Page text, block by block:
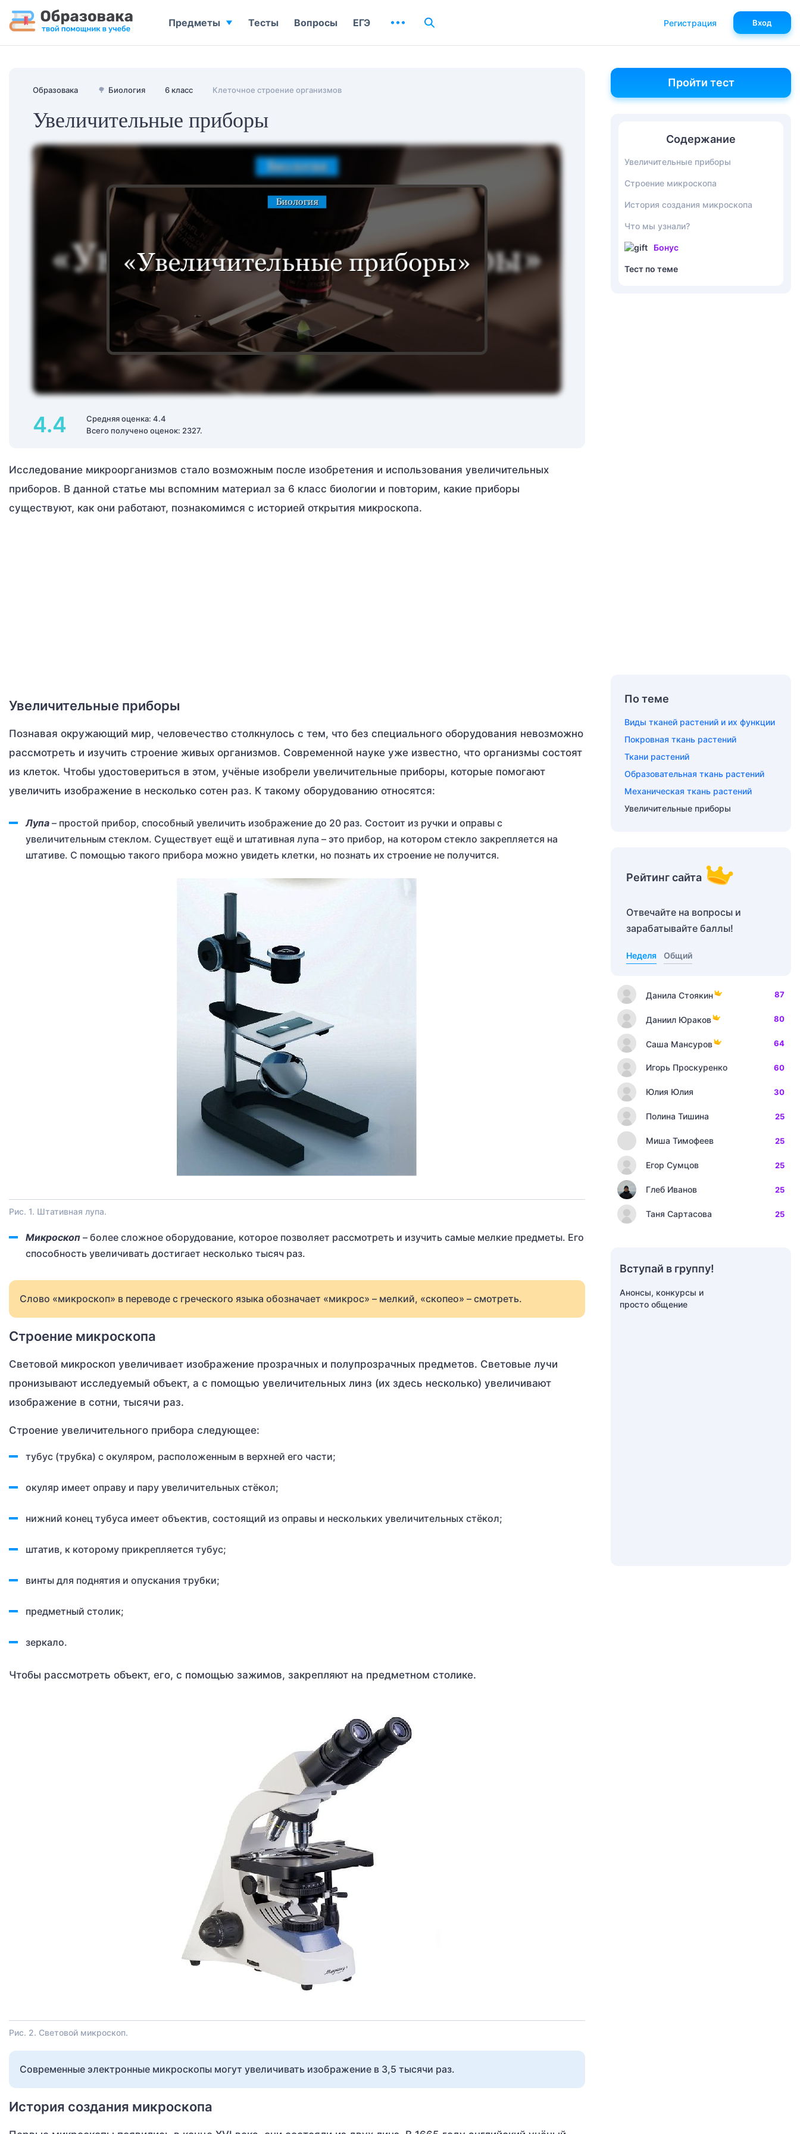
Образовака 🌳 Биология 6 класс Клеточное строение организмов
Увеличительные приборы
4.4
Средняя оценка: 4.4
Всего получено оценок: 2327.
Исследование микроорганизмов стало возможным после изобретения и использования увеличительных
приборов. В данной статье мы вспомним материал за 6 класс биологии и повторим, какие приборы
существуют, как они работают, познакомимся с историей открытия микроскопа.
Увеличительные приборы
Познавая окружающий мир, человечество столкнулось с тем, что без специального оборудования невозможно
рассмотреть и изучить строение живых организмов. Современной науке уже известно, что организмы состоят
из клеток. Чтобы удостовериться в этом, учёные изобрели увеличительные приборы, которые помогают
увеличить изображение в несколько сотен раз. К такому оборудованию относятся:
Лупа – простой прибор, способный увеличить изображение до 20 раз. Состоит из ручки и оправы с
увеличительным стеклом. Существует ещё и штативная лупа – это прибор, на котором стекло закрепляется на
штативе. С помощью такого прибора можно увидеть клетки, но познать их строение не получится.
Рис. 1. Штативная лупа.
Микроскоп – более сложное оборудование, которое позволяет рассмотреть и изучить самые мелкие предметы. Его
способность увеличивать достигает несколько тысяч раз.
Слово «микроскоп» в переводе с греческого языка обозначает «микрос» – мелкий, «скопео» – смотреть.
Строение микроскопа
Световой микроскоп увеличивает изображение прозрачных и полупрозрачных предметов. Световые лучи
пронизывают исследуемый объект, а с помощью увеличительных линз (их здесь несколько) увеличивают
изображение в сотни, тысячи раз.
Строение увеличительного прибора следующее:
тубус (трубка) с окуляром, расположенным в верхней его части;
окуляр имеет оправу и пару увеличительных стёкол;
нижний конец тубуса имеет объектив, состоящий из оправы и нескольких увеличительных стёкол;
штатив, к которому прикрепляется тубус;
винты для поднятия и опускания трубки;
предметный столик;
зеркало.
Чтобы рассмотреть объект, его, с помощью зажимов, закрепляют на предметном столике.
Рис. 2. Световой микроскоп.
Современные электронные микроскопы могут увеличивать изображение в 3,5 тысячи раз.
История создания микроскопа
Пройти тест
Содержание
Увеличительные приборы
Строение микроскопа
История создания микроскопа
Что мы узнали?
Бонус
Тест по теме
По теме
Виды тканей растений и их функции
Покровная ткань растений
Ткани растений
Образовательная ткань растений
Механическая ткань растений
Увеличительные приборы
Рейтинг сайта
Отвечайте на вопросы и
зарабатывайте баллы!
Неделя Общий
Данила Стоякин 87
Даниил Юраков 80
Саша Мансуров 64
Игорь Проскуренко 60
Юлия Юлия 30
Полина Тишина 25
Миша Тимофеев 25
Егор Сумцов 25
Глеб Иванов 25
Таня Сартасова 25
Вступай в группу!
Анонсы, конкурсы и
просто общение
Предметы Тесты Вопросы ЕГЭ Регистрация Вход